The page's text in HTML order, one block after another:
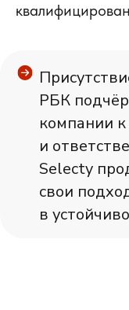
РБК
компании
и
Selecty
свои
в